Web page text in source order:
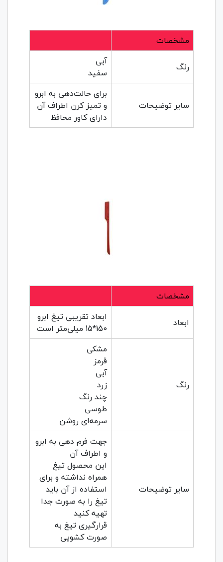
مشخصات
رنگ
آبی
سفید
سایر توضیحات
برای حالت‌دهی به ابرو
و تمیز کرن اطراف آن
دارای کاور محافظ
مشخصات
ابعاد
ابعاد تقریبی تیغ ابرو
150*15 میلی‌متر است
رنگ
مشکی
قرمز
آبی
زرد
چند رنگ
طوسی
سرمه‌ای روشن
سایر توضیحات
جهت فرم دهی به ابرو
و اطراف آن
این محصول تیغ
همراه نداشته و برای
استفاده از آن باید
تیغ را به صورت جدا
تهیه کنید
قرار‌گیری تیغ به
صورت کشویی